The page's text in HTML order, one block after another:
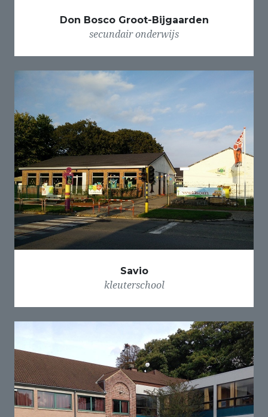
Don Bosco Groot-Bijgaarden
secundair onderwijs
Savio
kleuterschool